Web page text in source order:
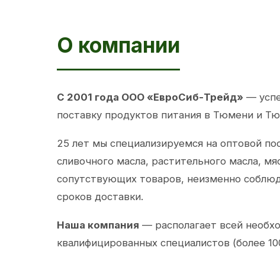
О компании
С 2001 года ООО «ЕвроСиб-Трейд» —
поставку продуктов питания в Тюмени и
25 лет мы специализируемся на оптовой
сливочного масла, растительного масла,
сопутствующих товаров, неизменно
сроков доставки.
Наша компания — располагает всей
квалифицированных специалистов (более